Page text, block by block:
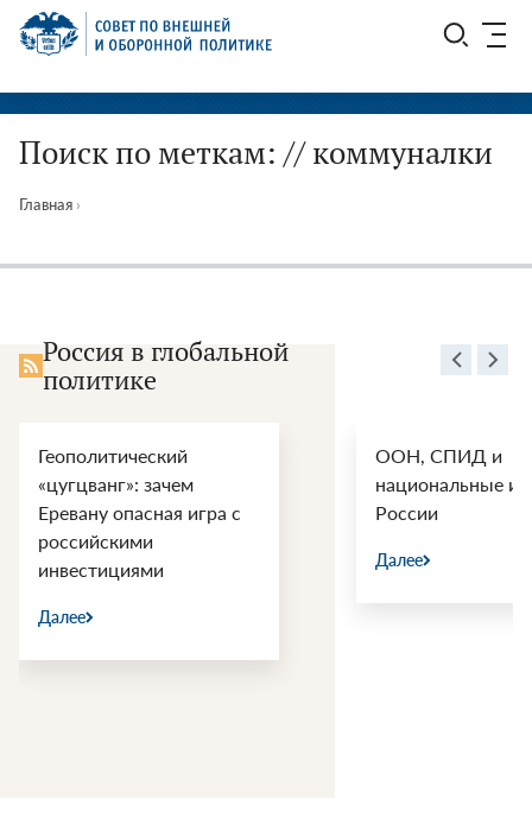
Перейти
СВОП
Поиск по меткам: // коммуналки
Главная ›
Россия в глобальной
политике
Геополитический
«цугцванг»: зачем
Еревану опасная игра с
российскими
инвестициями
Далее
ООН, СПИД и
национальные
России
Далее